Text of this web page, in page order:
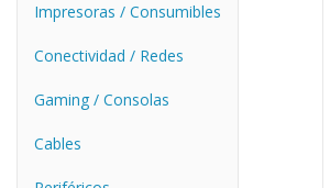
Impresoras / Consumibles
Conectividad / Redes
Gaming / Consolas
Cables